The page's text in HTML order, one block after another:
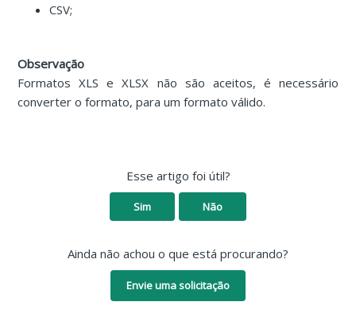
CSV;
Observação
Formatos XLS e XLSX não são aceitos, é necessário
converter o formato, para um formato válido.
Esse artigo foi útil?
Sim Não
Ainda não achou o que está procurando?
Envie uma solicitação